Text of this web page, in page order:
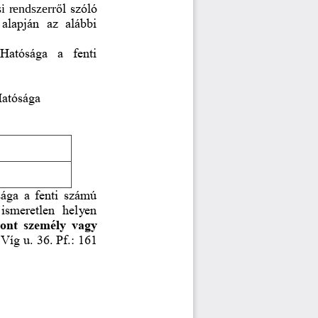
rendszerről szóló
az  alábbi
a  fenti
a fenti számú
helyen
személy vagy
u. 36. Pf.: 161